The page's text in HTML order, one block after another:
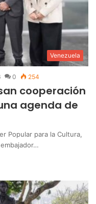
Venezuela
0 254
cooperación
agenda de
Popular para la Cultura,